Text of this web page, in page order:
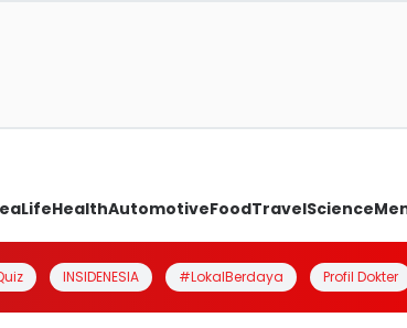
LifeHealthAutomotiveFoodTravelScience
INSIDENESIA #LokalBerdaya Profil Dokter